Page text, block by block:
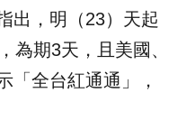
出，明（23）天起
為期3天，且美國、
「全台紅通通」，